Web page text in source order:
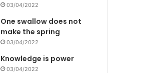
03/04/2022
One swallow does not
make the spring
03/04/2022
Knowledge is power
03/04/2022